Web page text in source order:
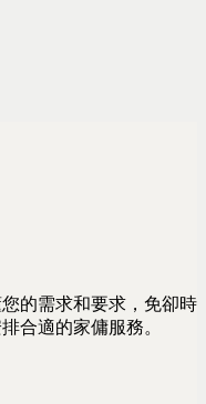
的需求和要求，免卻時
合適的家傭服務。